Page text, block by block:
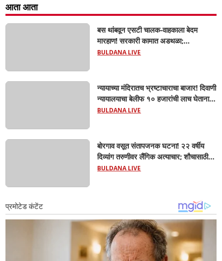
आता आता
बस थांबवून एसटी चालक-वाहकाला बेदम
मारहाण! सरकारी कामात अडथळा;
प्रवाशांसमोर धिंगाणा घालणाऱ्या तिघांविरुद्ध
BULDANA LIVE
न्यायाच्या मंदिरातच भ्रष्टाचाराचा बाजार! दिवाणी
न्यायालयाचा बेलीफ १० हजारांची लाच घेताना
एसीबीच्या जाळ्यात; मेहकरात खळबळ!
BULDANA LIVE
बोरगाव वसूत संतापजनक घटना! २२ वर्षीय
दिव्यांग तरुणीवर लैंगिक अत्याचार; शौचासाठी
गेलेल्या तरुणीचा पाठलाग करून अत्याचाराचा
BULDANA LIVE